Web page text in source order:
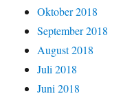
Oktober 2018
September 2018
August 2018
Juli 2018
Juni 2018